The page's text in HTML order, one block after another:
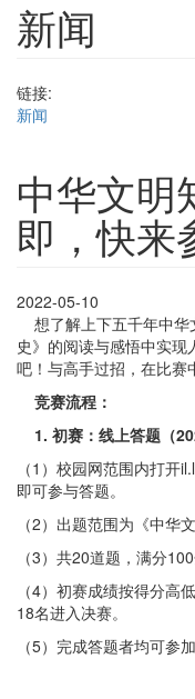
新闻
链接:
新闻
中华文明
即，快来
2022-05-10
想了解上下五千年中华
史》的阅读与感悟中实
吧！与高手过招，在比赛
竞赛流程：
1. 初赛：线上答题（
（1）校园网范围内打开
即可参与答题。
（2）出题范围为《中华
（3）共20道题，满分
（4）初赛成绩按得分高
18名进入决赛。
（5）完成答题者均可参